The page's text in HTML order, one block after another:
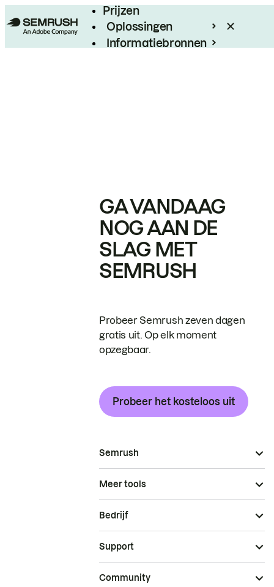
Prijzen
Oplossingen
Informatiebronnen
GA VANDAAG
NOG AAN DE
SLAG MET
SEMRUSH
Probeer Semrush zeven dagen
gratis uit. Op elk moment
opzegbaar.
Probeer het kosteloos uit
Semrush
Meer tools
Bedrijf
Support
Community